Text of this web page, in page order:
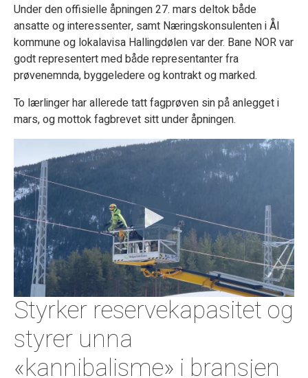
Under den offisielle åpningen 27. mars deltok både
ansatte og interessenter, samt Næringskonsulenten i Ål
kommune og lokalavisa Hallingdølen var der. Bane NOR var
godt representert med både representanter fra
prøvenemnda, byggeledere og kontrakt og marked.
To lærlinger har allerede tatt fagprøven sin på anlegget i
mars, og mottok fagbrevet sitt under åpningen.
Styrker reservekapasitet og
styrer unna
«kannibalisme» i bransjen